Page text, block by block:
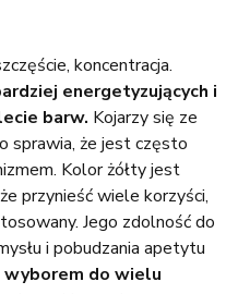
koncentracja.
energetyzujących i
barw. Kojarzy się ze
sprawia, że jest często
Kolor żółty jest
przynieść wiele korzyści,
Jego zdolność do
i pobudzania apetytu
do wielu